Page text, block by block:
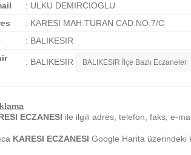
: ULKU DEMIRCIOGLU
: KARESI MAH.TURAN CAD.NO:7/C
: BALIKESIR
: BALIKESIR
ECZANESI ile ilgili adres, telefon, faks, e-
KARESI ECZANESI Google Harita üzerindeki